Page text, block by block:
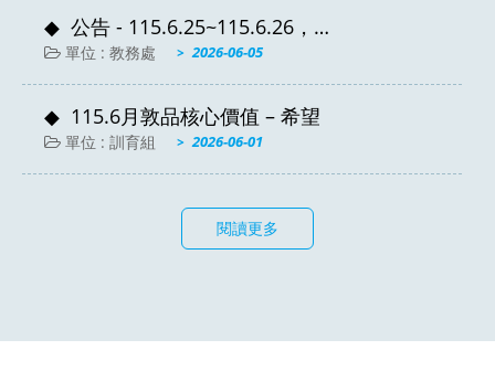
公告 - 115.6.25~115.6.26，
115.6.29~115.6.30國一.二.高一二定三時程表
單位 : 教務處 2026-06-05
115.6月敦品核心價值 – 希望
單位 : 訓育組 2026-06-01
閱讀更多